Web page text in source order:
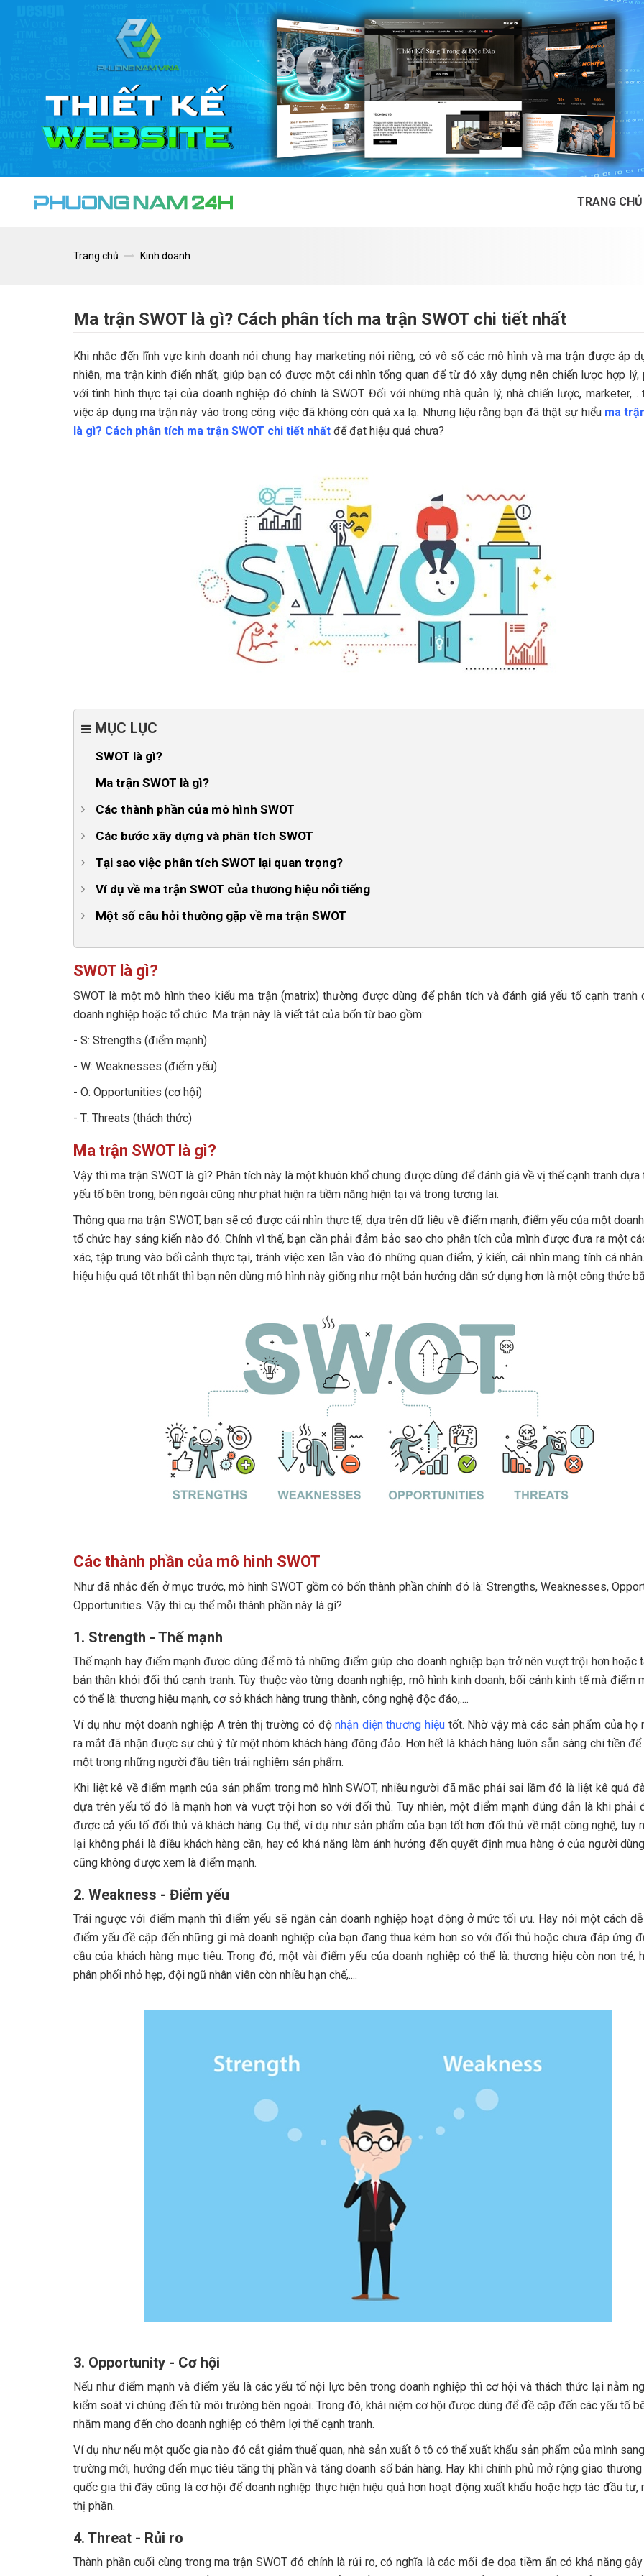
TRANG CHỦ
Trang chủ Kinh doanh
Ma trận SWOT là gì? Cách phân tích ma trận SWOT chi tiết nhất
Khi nhắc đến lĩnh vực kinh doanh nói chung hay marketing nói riêng, có vô số các mô hình và ma trận được áp
nhiên, ma trận kinh điển nhất, giúp bạn có được một cái nhìn tổng quan để từ đó xây dựng nên chiến lược hợp lý,
với tình hình thực tại của doanh nghiệp đó chính là SWOT. Đối với những nhà quản lý, nhà chiến lược, marketer,...
việc áp dụng ma trận này vào trong công việc đã không còn quá xa lạ. Nhưng liệu rằng bạn đã thật sự hiểu ma
là gì? Cách phân tích ma trận SWOT chi tiết nhất để đạt hiệu quả chưa?
MỤC LỤC
SWOT là gì?
Ma trận SWOT là gì?
Các thành phần của mô hình SWOT
1. Strength - Thế mạnh
2. Weakness - Điểm yếu
3. Opportunity - Cơ hội
4. Threat - Rủi ro
Các bước xây dựng và phân tích SWOT
Bước 1: Xác định mục tiêu của bạn
Bước 2: Thu thập tài nguyên
Bước 3: Biên soạn ý tưởng và tiến hành phân tích
Cơ hội và thách thức
Bước 4: Tinh chỉnh kết quả
Bước 5: Xây dựng chiến lược
Tại sao việc phân tích SWOT lại quan trọng?
1. Hiểu rõ hơn về chính mình
2. Hiểu rõ hơn về đối thủ và thị trường
4. Giảm thiểu các rủi ro tiềm ẩn
Ví dụ về ma trận SWOT của thương hiệu nổi tiếng
1. Ma trận SWOT của Vinamilk
Điểm yếu của Vinamilk
Cơ hội của thương hiệu Vinamilk
Thách thức của Vinamilk
2. Ma trận SWOT của Coca-Cola
Điểm mạnh của Coca-Cola
Điểm yếu của Coca-Cola
Cơ hội của Coca-Cola
Thách thức của Coca-Cola
Một số câu hỏi thường gặp về ma trận SWOT
2. SWOT có thể được áp dụng trong những lĩnh vực nào?
3. Ai nên thực hiện phân tích SWOT?
4. Những sai lầm thường gặp khi phân tích SWOT là gì?
SWOT là gì?
SWOT là một mô hình theo kiểu ma trận (matrix) thường được dùng để phân tích và đánh giá yếu tố cạnh tranh
doanh nghiệp hoặc tổ chức. Ma trận này là viết tắt của bốn từ bao gồm:
- S: Strengths (điểm mạnh)
- W: Weaknesses (điểm yếu)
- O: Opportunities (cơ hội)
- T: Threats (thách thức)
Ma trận SWOT là gì?
Vậy thì ma trận SWOT là gì? Phân tích này là một khuôn khổ chung được dùng để đánh giá về vị thế cạnh tranh dựa
yếu tố bên trong, bên ngoài cũng như phát hiện ra tiềm năng hiện tại và trong tương lai.
Thông qua ma trận SWOT, bạn sẽ có được cái nhìn thực tế, dựa trên dữ liệu về điểm mạnh, điểm yếu của một
tổ chức hay sáng kiến nào đó. Chính vì thế, bạn cần phải đảm bảo sao cho phân tích của mình được đưa ra một
xác, tập trung vào bối cảnh thực tại, tránh việc xen lẫn vào đó những quan điểm, ý kiến, cái nhìn mang tính cá
hiệu hiệu quả tốt nhất thì bạn nên dùng mô hình này giống như một bản hướng dẫn sử dụng hơn là một công thức
Các thành phần của mô hình SWOT
Như đã nhắc đến ở mục trước, mô hình SWOT gồm có bốn thành phần chính đó là: Strengths, Weaknesses,
Opportunities. Vậy thì cụ thể mỗi thành phần này là gì?
1. Strength - Thế mạnh
Thế mạnh hay điểm mạnh được dùng để mô tả những điểm giúp cho doanh nghiệp bạn trở nên vượt trội hơn hoặc
bản thân khỏi đối thủ cạnh tranh. Tùy thuộc vào từng doanh nghiệp, mô hình kinh doanh, bối cảnh kinh tế mà điểm
có thể là: thương hiệu mạnh, cơ sở khách hàng trung thành, công nghệ độc đáo,....
Ví dụ như một doanh nghiệp A trên thị trường có độnhận diện thương hiệutốt. Nhờ vậy mà các sản phẩm của họ
ra mắt đã nhận được sự chú ý từ một nhóm khách hàng đông đảo. Hơn hết là khách hàng luôn sẵn sàng chi tiền
một trong những người đầu tiên trải nghiệm sản phẩm.
Khi liệt kê về điểm mạnh của sản phẩm trong mô hình SWOT, nhiều người đã mắc phải sai lầm đó là liệt kê quá
dựa trên yếu tố đó là mạnh hơn và vượt trội hơn so với đối thủ. Tuy nhiên, một điểm mạnh đúng đắn là khi phải
được cả yếu tố đối thủ và khách hàng. Cụ thể, ví dụ như sản phẩm của bạn tốt hơn đối thủ về mặt công nghệ, tuy
lại không phải là điều khách hàng cần, hay có khả năng làm ảnh hưởng đến quyết định mua hàng ở của người
cũng không được xem là điểm mạnh.
2. Weakness - Điểm yếu
Trái ngược với điểm mạnh thì điểm yếu sẽ ngăn cản doanh nghiệp hoạt động ở mức tối ưu. Hay nói một cách
điểm yếu đề cập đến những gì mà doanh nghiệp của bạn đang thua kém hơn so với đối thủ hoặc chưa đáp ứng
cầu của khách hàng mục tiêu. Trong đó, một vài điểm yếu của doanh nghiệp có thể là: thương hiệu còn non trẻ,
phân phối nhỏ hẹp, đội ngũ nhân viên còn nhiều hạn chế,....
3. Opportunity - Cơ hội
Nếu như điểm mạnh và điểm yếu là các yếu tố nội lực bên trong doanh nghiệp thì cơ hội và thách thức lại nằm
kiểm soát vì chúng đến từ môi trường bên ngoài. Trong đó, khái niệm cơ hội được dùng để đề cập đến các yếu tố
nhằm mang đến cho doanh nghiệp có thêm lợi thế cạnh tranh.
Ví dụ như nếu một quốc gia nào đó cắt giảm thuế quan, nhà sản xuất ô tô có thể xuất khẩu sản phẩm của mình
trường mới, hướng đến mục tiêu tăng thị phần và tăng doanh số bán hàng. Hay khi chính phủ mở rộng giao
quốc gia thì đây cũng là cơ hội để doanh nghiệp thực hiện hiệu quả hơn hoạt động xuất khẩu hoặc hợp tác đầu tư,
thị phần.
4. Threat - Rủi ro
Thành phần cuối cùng trong ma trận SWOT đó chính là rủi ro, có nghĩa là các mối đe dọa tiềm ẩn có khả năng